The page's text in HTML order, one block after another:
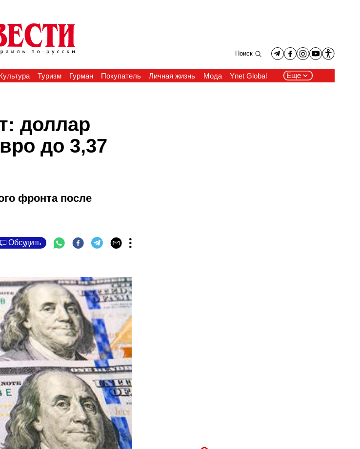
Поиск
Туризм Гурман Покупатель Личная жизнь Мода Ynet Global Еще
доллар
до 3,37
фронта после
Обсудить